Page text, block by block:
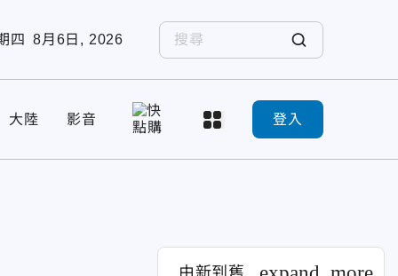
四 8月6日, 2026
大陸 影音 登入
由新到舊